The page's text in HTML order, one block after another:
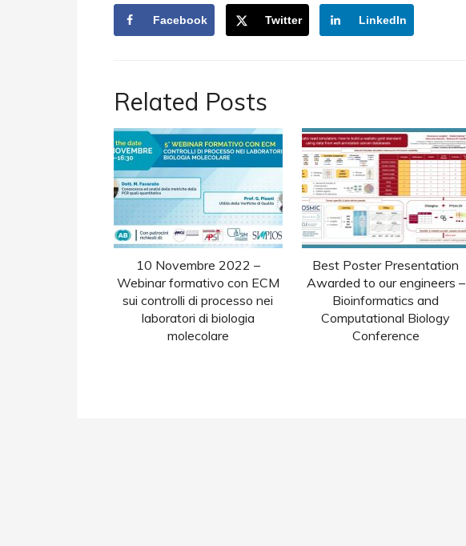
Facebook Twitter LinkedIn
Related Posts
10 Novembre 2022 –
Webinar formativo con ECM
sui controlli di processo nei
laboratori di biologia
molecolare
Best Poster Presentation
Awarded to our engineers –
Bioinformatics and
Computational Biology
Conference